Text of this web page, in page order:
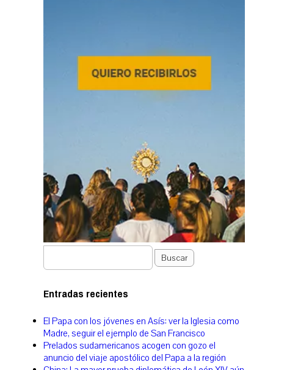
Buscar
Entradas recientes
El Papa con los jóvenes en Asís: ver la Iglesia como
Madre, seguir el ejemplo de San Francisco
Prelados sudamericanos acogen con gozo el
anuncio del viaje apostólico del Papa a la región